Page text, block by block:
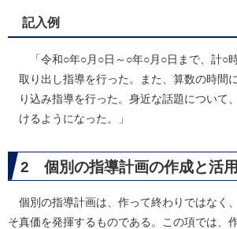
記入例
「令和○年○月○日～○年○月○日まで、計○
取り出し指導を行った。また、算数の時間
り込み指導を行った。身近な話題について
けるようになった。」
2 個別の指導計画の作成と活
個別の指導計画は、作って終わりではなく
そ真価を発揮するものである。この項では、